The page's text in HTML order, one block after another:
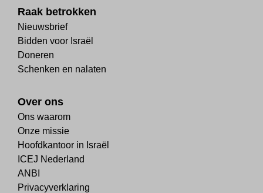
Raak betrokken
Nieuwsbrief
Bidden voor Israël
Doneren
Schenken en nalaten
Over ons
Ons waarom
Onze missie
Hoofdkantoor in Israël
ICEJ Nederland
ANBI
Privacyverklaring